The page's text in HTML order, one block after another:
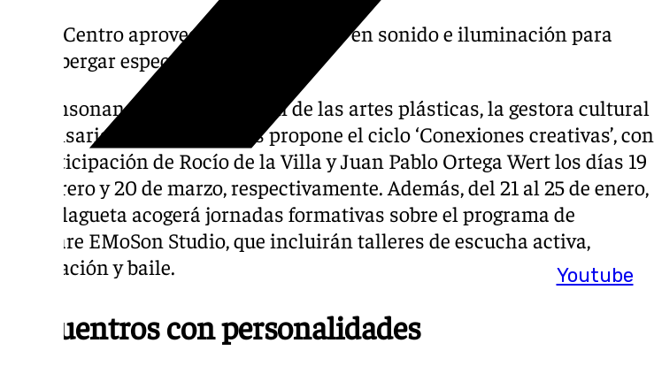
Youtube
el Centro aprovechará las mejoras en sonido e iluminación para
albergar espectáculos en vivo
En consonancia con la difusión de las artes plásticas, la gestora cultural
y comisaria Tecla Lumbreras propone el ciclo ‘Conexiones creativas’, con
la participación de Rocío de la Villa y Juan Pablo Ortega Wert los días 19
de febrero y 20 de marzo, respectivamente. Además, del 21 al 25 de enero,
La Malagueta acogerá jornadas formativas sobre el programa de
software EMoSon Studio, que incluirán talleres de escucha activa,
meditación y baile.
Encuentros con personalidades